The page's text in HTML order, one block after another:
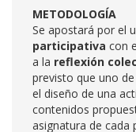
METODOLOGÍA
Se apostará por el
participativa con
a la reflexión
previsto que uno
el diseño de una
contenidos
asignatura de cada